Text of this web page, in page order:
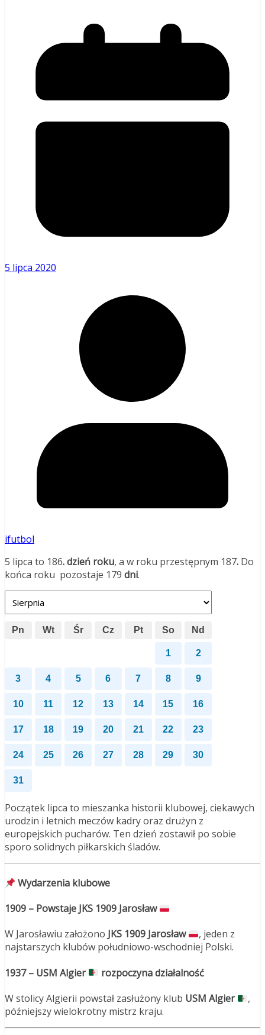
5 lipca 2020
ifutbol
5 lipca to 186. dzień roku, a w roku przestępnym 187. Do
końca roku pozostaje 179 dni.
Pn Wt Śr Cz Pt So Nd
1 2
3 4 5 6 7 8 9
10 11 12 13 14 15 16
17 18 19 20 21 22 23
24 25 26 27 28 29 30
31
Początek lipca to mieszanka historii klubowej, ciekawych
urodzin i letnich meczów kadry oraz drużyn z
europejskich pucharów. Ten dzień zostawił po sobie
sporo solidnych piłkarskich śladów.
Wydarzenia klubowe
1909 – Powstaje JKS 1909 Jarosław
W Jarosławiu założono JKS 1909 Jarosław
, jeden z
najstarszych klubów południowo-wschodniej Polski.
1937 – USM Algier
rozpoczyna działalność
W stolicy Algierii powstał zasłużony klub USM Algier
,
późniejszy wielokrotny mistrz kraju.